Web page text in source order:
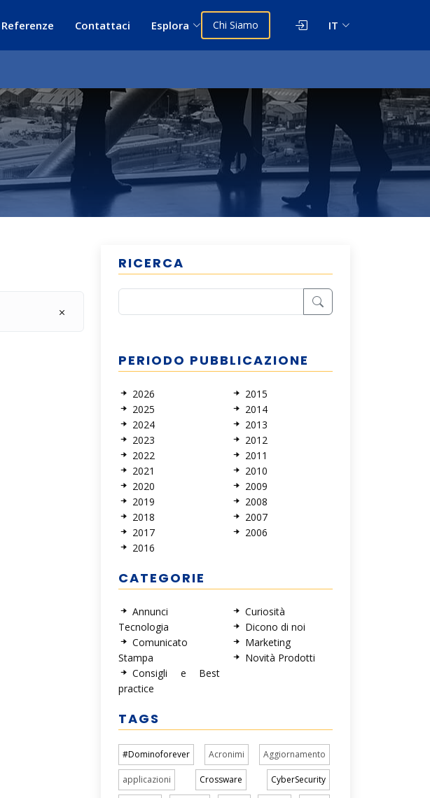
Referenze Contattaci Esplora Chi Siamo IT
RICERCA
PERIODO PUBBLICAZIONE
2026
2025
2024
2023
2022
2021
2020
2019
2018
2017
2016
2015
2014
2013
2012
2011
2010
2009
2008
2007
2006
CATEGORIE
Annunci
Tecnologia
Comunicato
Stampa
Consigli e Best
practice
Curiosità
Dicono di noi
Marketing
Novità Prodotti
TAGS
#Dominoforever Acronimi Aggiornamento
applicazioni Crossware CyberSecurity